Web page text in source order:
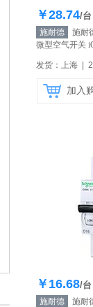
￥28.74/台
施耐德
施耐
微型空气开关
发货：上海 |
加入
￥16.68/台
施耐德
施耐